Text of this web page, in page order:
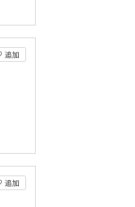
追加
追加